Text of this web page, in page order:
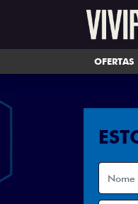
OFERTAS